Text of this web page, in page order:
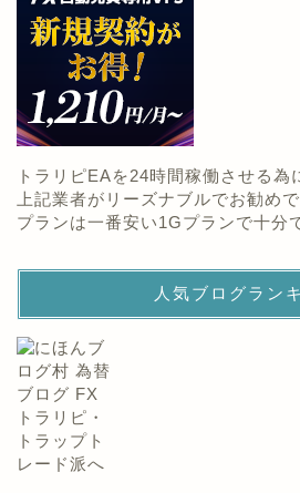
トラリピEAを24時間稼働させる為
上記業者がリーズナブルでお勧めで
プランは一番安い1Gプランで十分
人気ブログラン